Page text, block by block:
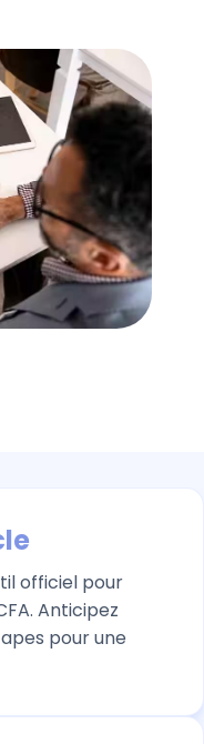
officiel pour
Anticipez
pour une